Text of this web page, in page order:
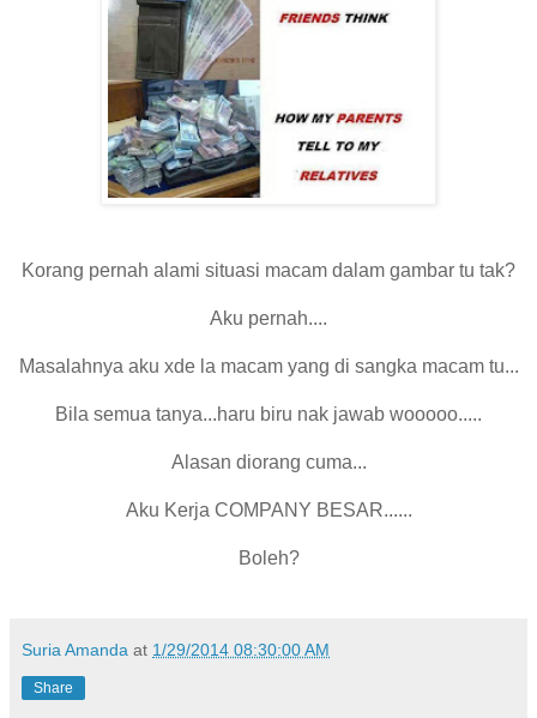
Korang pernah alami situasi macam dalam gambar tu tak?
Aku pernah....
Masalahnya aku xde la macam yang di sangka macam tu...
Bila semua tanya...haru biru nak jawab wooooo.....
Alasan diorang cuma...
Aku Kerja COMPANY BESAR......
Boleh?
Suria Amanda at 1/29/2014 08:30:00 AM
Share